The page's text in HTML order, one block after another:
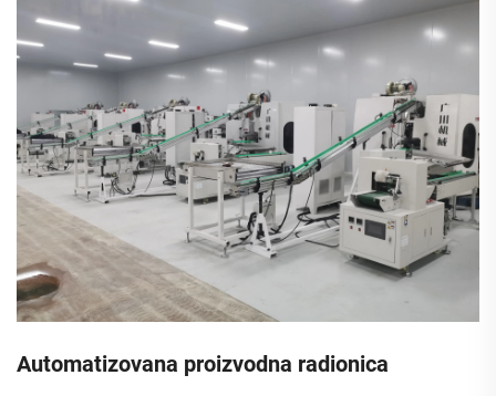
Automatizovana proizvodna radionica